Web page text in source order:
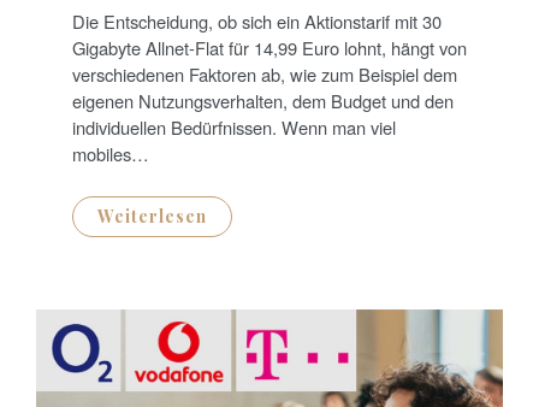
T
E
D
O
N
Die Entscheidung, ob sich ein Aktionstarif mit 30
Gigabyte Allnet-Flat für 14,99 Euro lohnt, hängt von
verschiedenen Faktoren ab, wie zum Beispiel dem
eigenen Nutzungsverhalten, dem Budget und den
individuellen Bedürfnissen. Wenn man viel
mobiles…
Weiterlesen